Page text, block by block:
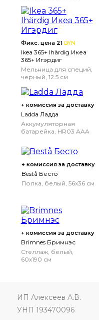
Фикс. цена 21 BYN
Ikea 365+ Ihärdig Икеа
365+ Игэрдиг
Мельница для специй,
черный, 12.5 см
+ комиссия за доставку
Ladda Ладда
Аккумуляторная
батарейка, HR03 AAA
+ комиссия за доставку
Bestå Бесто
Полка, белый, 56x36 см
+ комиссия за доставку
Brimnes Бримнэс
Стеллаж, белый,
60x190 см
ИП Алексеев А.В.
УНП 193470096